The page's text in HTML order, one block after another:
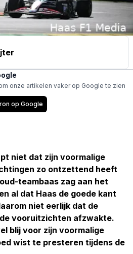
onze artikelen vaker op Google te zien
op Google
niet dat zijn voormalige
zo ontzettend heeft
teambaas zag aan het
al dat Haas de goede kant
niet eerlijk dat de
vooruitzichten afzwakte.
blij voor zijn voormalige
wist te presteren tijdens de